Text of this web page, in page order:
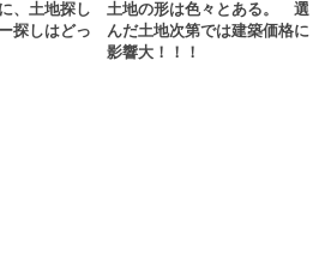
、土地探し
探しはどっ
土地の形は色々とある。 選
んだ土地次第では建築価格に
影響大！！！